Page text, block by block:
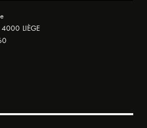
LIÈGE